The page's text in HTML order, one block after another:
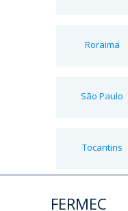
Roraima
São Paulo
Tocantins
FERMEC